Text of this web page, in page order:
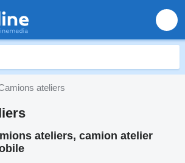
ateliers
ateliers, camion atelier